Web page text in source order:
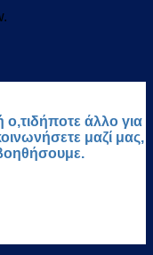
άλλο για
μαζί μας,